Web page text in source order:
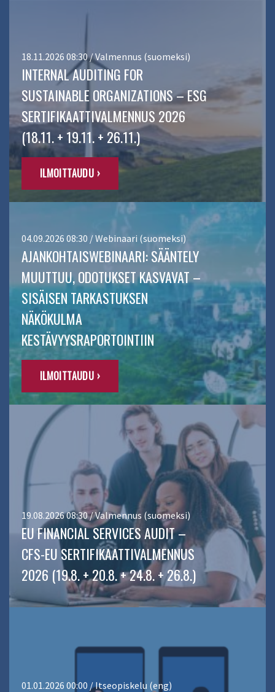
18.11.2026 08:30 / Valmennus (suomeksi)
INTERNAL AUDITING FOR
SUSTAINABLE ORGANIZATIONS – ESG
SERTIFIKAATTIVALMENNUS 2026
(18.11. + 19.11. + 26.11.)
ILMOITTAUDU ›
04.09.2026 08:30 / Webinaari (suomeksi)
AJANKOHTAISWEBINAARI: SÄÄNTELY
MUUTTUU, ODOTUKSET KASVAVAT –
SISÄISEN TARKASTUKSEN
NÄKÖKULMA
KESTÄVYYSRAPORTOINTIIN
ILMOITTAUDU ›
19.08.2026 08:30 / Valmennus (suomeksi)
EU FINANCIAL SERVICES AUDIT –
CFS-EU SERTIFIKAATTIVALMENNUS
2026 (19.8. + 20.8. + 24.8. + 26.8.)
01.01.2026 00:00 / Itseopiskelu (eng)